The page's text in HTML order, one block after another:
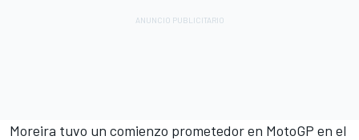
Moreira tuvo un comienzo prometedor en MotoGP en el